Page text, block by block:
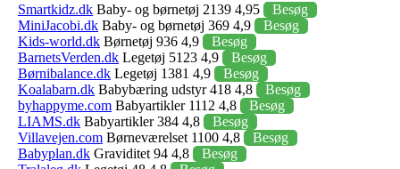
Smartkidz.dk Baby- og børnetøj 2139 4,95
Besøg
MiniJacobi.dk Baby- og børnetøj 369 4,9
Besøg
Kids-world.dk Børnetøj 936 4,9
Besøg
BarnetsVerden.dk Legetøj 5123 4,9
Besøg
Børnibalance.dk Legetøj 1381 4,9
Besøg
Koalabarn.dk Babybæring udstyr 418 4,8
Besøg
byhappyme.com Babyartikler 1112 4,8
Besøg
LIAMS.dk Babyartikler 384 4,8
Besøg
Villavejen.com Børneværelset 1100 4,8
Besøg
Babyplan.dk Graviditet 94 4,8
Besøg